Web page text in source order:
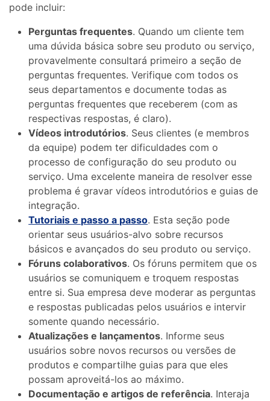
pode incluir:
Perguntas frequentes. Quando um cliente tem
uma dúvida básica sobre seu produto ou serviço,
provavelmente consultará primeiro a seção de
perguntas frequentes. Verifique com todos os
seus departamentos e documente todas as
perguntas frequentes que receberem (com as
respectivas respostas, é claro).
Vídeos introdutórios. Seus clientes (e membros
da equipe) podem ter dificuldades com o
processo de configuração do seu produto ou
serviço. Uma excelente maneira de resolver esse
problema é gravar vídeos introdutórios e guias de
integração.
Tutoriais e passo a passo. Esta seção pode
orientar seus usuários-alvo sobre recursos
básicos e avançados do seu produto ou serviço.
Fóruns colaborativos. Os fóruns permitem que os
usuários se comuniquem e troquem respostas
entre si. Sua empresa deve moderar as perguntas
e respostas publicadas pelos usuários e intervir
somente quando necessário.
Atualizações e lançamentos. Informe seus
usuários sobre novos recursos ou versões de
produtos e compartilhe guias para que eles
possam aproveitá-los ao máximo.
Documentação e artigos de referência. Interaja